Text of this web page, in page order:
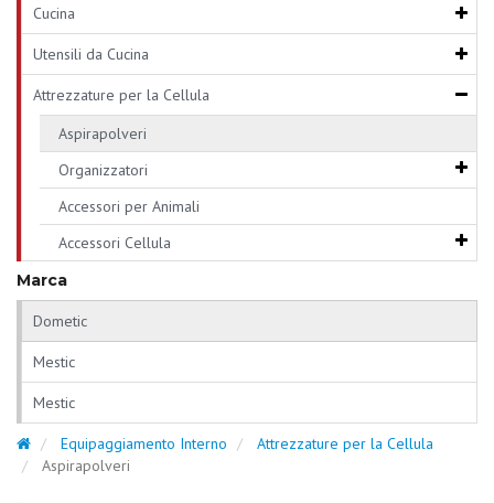
Cucina
Utensili da Cucina
Attrezzature per la Cellula
Aspirapolveri
Organizzatori
Accessori per Animali
Accessori Cellula
Marca
Dometic
Mestic
Mestic
Equipaggiamento Interno
Attrezzature per la Cellula
Aspirapolveri